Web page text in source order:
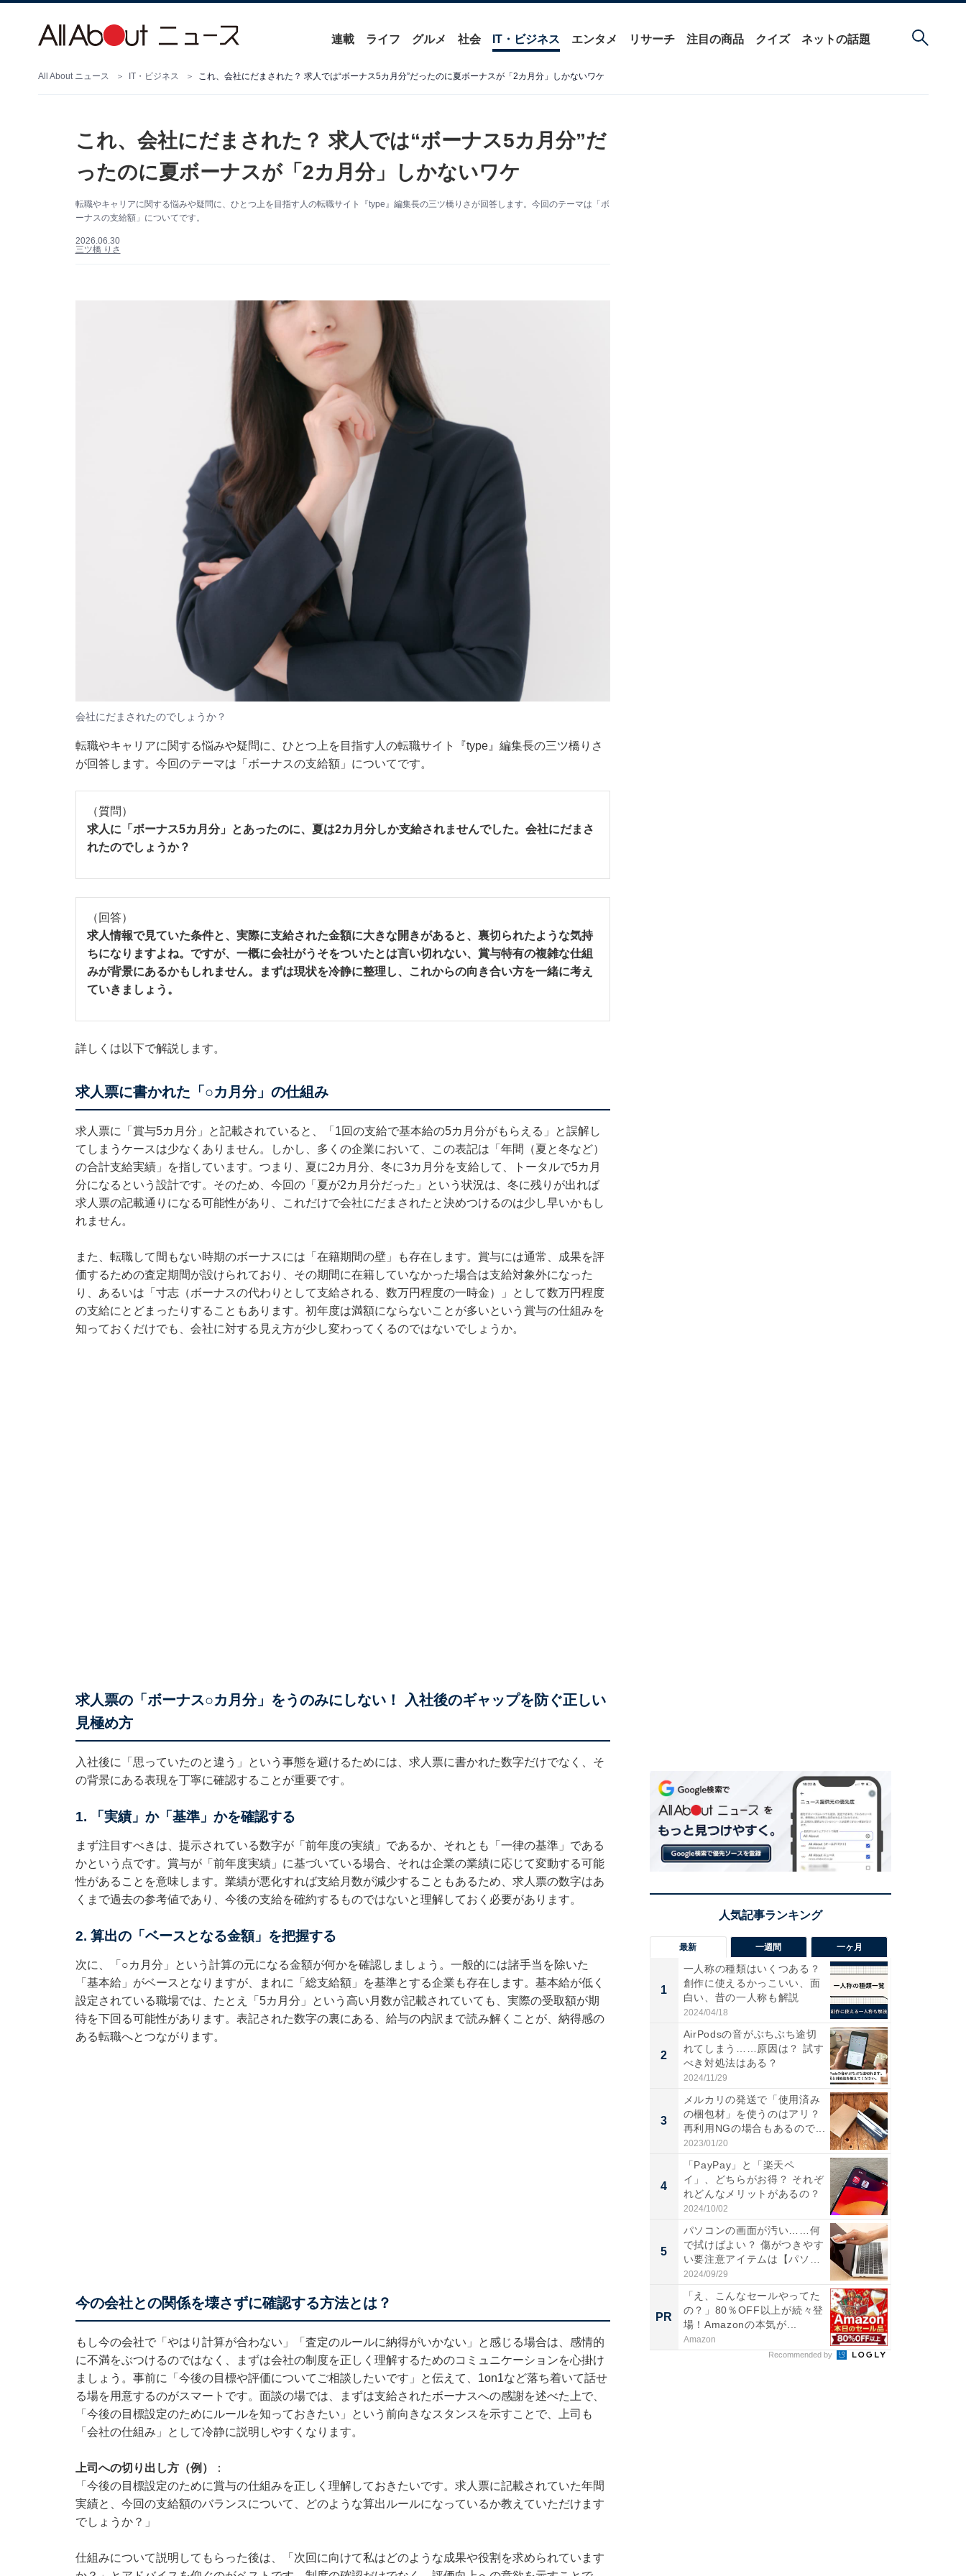
連載 ライフ グルメ 社会 IT・ビジネス エンタメ リサーチ 注目の商品 クイズ ネットの話題
All About ニュース IT・ビジネス これ、会社にだまされた？ 求人では“ボーナス5カ月分”だったのに夏ボーナスが「2カ月分」しかないワケ
これ、会社にだまされた？ 求人では“ボーナス5カ月分”だ
ったのに夏ボーナスが「2カ月分」しかないワケ
転職やキャリアに関する悩みや疑問に、ひとつ上を目指す人の転職サイト『type』編集長の三ツ橋りさが回答します。今回のテーマは「ボ
ーナスの支給額」についてです。
2026.06.30
三ツ橋 りさ
会社にだまされたのでしょうか？
転職やキャリアに関する悩みや疑問に、ひとつ上を目指す人の転職サイト『type』編集長の三ツ橋りさ
が回答します。今回のテーマは「ボーナスの支給額」についてです。
（質問）
求人に「ボーナス5カ月分」とあったのに、夏は2カ月分しか支給されませんでした。会社にだまさ
れたのでしょうか？
（回答）
求人情報で見ていた条件と、実際に支給された金額に大きな開きがあると、裏切られたような気持
ちになりますよね。ですが、一概に会社がうそをついたとは言い切れない、賞与特有の複雑な仕組
みが背景にあるかもしれません。まずは現状を冷静に整理し、これからの向き合い方を一緒に考え
ていきましょう。
詳しくは以下で解説します。
求人票に書かれた「○カ月分」の仕組み
求人票に「賞与5カ月分」と記載されていると、「1回の支給で基本給の5カ月分がもらえる」と誤解し
てしまうケースは少なくありません。しかし、多くの企業において、この表記は「年間（夏と冬など）
の合計支給実績」を指しています。つまり、夏に2カ月分、冬に3カ月分を支給して、トータルで5カ月
分になるという設計です。そのため、今回の「夏が2カ月分だった」という状況は、冬に残りが出れば
求人票の記載通りになる可能性があり、これだけで会社にだまされたと決めつけるのは少し早いかもし
れません。
また、転職して間もない時期のボーナスには「在籍期間の壁」も存在します。賞与には通常、成果を評
価するための査定期間が設けられており、その期間に在籍していなかった場合は支給対象外になった
り、あるいは「寸志（ボーナスの代わりとして支給される、数万円程度の一時金）」として数万円程度
の支給にとどまったりすることもあります。初年度は満額にならないことが多いという賞与の仕組みを
知っておくだけでも、会社に対する見え方が少し変わってくるのではないでしょうか。
求人票の「ボーナス○カ月分」をうのみにしない！ 入社後のギャップを防ぐ正しい
見極め方
入社後に「思っていたのと違う」という事態を避けるためには、求人票に書かれた数字だけでなく、そ
の背景にある表現を丁寧に確認することが重要です。
1. 「実績」か「基準」かを確認する
まず注目すべきは、提示されている数字が「前年度の実績」であるか、それとも「一律の基準」である
かという点です。賞与が「前年度実績」に基づいている場合、それは企業の業績に応じて変動する可能
性があることを意味します。業績が悪化すれば支給月数が減少することもあるため、求人票の数字はあ
くまで過去の参考値であり、今後の支給を確約するものではないと理解しておく必要があります。
2. 算出の「ベースとなる金額」を把握する
次に、「○カ月分」という計算の元になる金額が何かを確認しましょう。一般的には諸手当を除いた
「基本給」がベースとなりますが、まれに「総支給額」を基準とする企業も存在します。基本給が低く
設定されている職場では、たとえ「5カ月分」という高い月数が記載されていても、実際の受取額が期
待を下回る可能性があります。表記された数字の裏にある、給与の内訳まで読み解くことが、納得感の
ある転職へとつながります。
今の会社との関係を壊さずに確認する方法とは？
もし今の会社で「やはり計算が合わない」「査定のルールに納得がいかない」と感じる場合は、感情的
に不満をぶつけるのではなく、まずは会社の制度を正しく理解するためのコミュニケーションを心掛け
ましょう。事前に「今後の目標や評価についてご相談したいです」と伝えて、1on1など落ち着いて話せ
る場を用意するのがスマートです。面談の場では、まずは支給されたボーナスへの感謝を述べた上で、
「今後の目標設定のためにルールを知っておきたい」という前向きなスタンスを示すことで、上司も
「会社の仕組み」として冷静に説明しやすくなります。
上司への切り出し方（例）
：
「今後の目標設定のために賞与の仕組みを正しく理解しておきたいです。求人票に記載されていた年間
実績と、今回の支給額のバランスについて、どのような算出ルールになっているか教えていただけます
でしょうか？」
仕組みについて説明してもらった後は、「次回に向けて私はどのような成果や役割を求められています
最新 一週間 一ヶ月
1
一人称の種類はいくつある？
創作に使えるかっこいい、面
白い、昔の一人称も解説
2024/04/18
2
AirPodsの音がぶちぶち途切
れてしまう……原因は？ 試す
べき対処法はある？
2024/11/29
3
メルカリの発送で「使用済み
の梱包材」を使うのはアリ？
再利用NGの場合もあるので...
2023/01/20
4
「PayPay」と「楽天ペ
イ」、どちらがお得？ それぞ
れどんなメリットがあるの？
2024/10/02
5
パソコンの画面が汚い……何
で拭けばよい？ 傷がつきやす
い要注意アイテムは【パソ
コ...
2024/09/29
PR
「え、こんなセールやってた
の？」80％OFF以上が続々登
場！Amazonの本気が...
Amazon
Recommended by